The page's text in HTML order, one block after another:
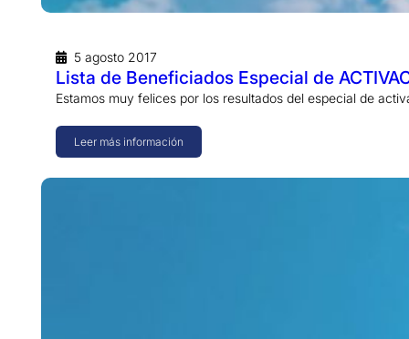
5 agosto 2017
Lista de Beneficiados Especial de
Estamos muy felices por los resultados del especial de
Leer más información